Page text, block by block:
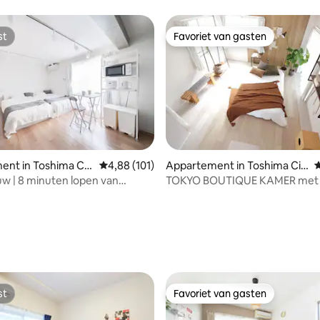
4,98 op 5, 369 recensies
in Toshima Cit
Gemiddelde beoordeling van 4,88 op 5, 101
4,88 (101)
| 8 minuten lopen van
Favoriet van gasten
Favoriet van gasten
Appartement in Toshima Cit
y
TOKYO BOUTIQUE KAMER
Favoriet van gasten
Favoriet van gasten